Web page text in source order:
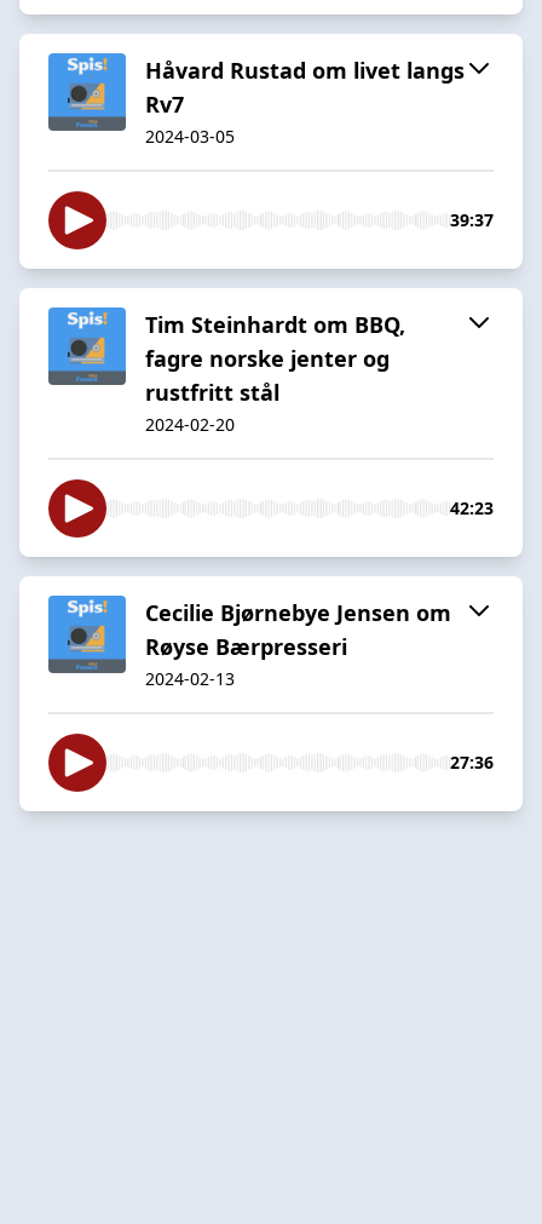
Håvard Rustad om livet langs
Rv7
2024-03-05
39:37
Tim Steinhardt om BBQ,
fagre norske jenter og
rustfritt stål
2024-02-20
42:23
Cecilie Bjørnebye Jensen om
Røyse Bærpresseri
2024-02-13
27:36